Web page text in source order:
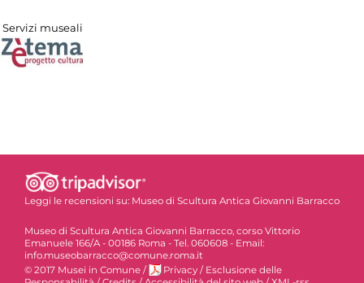
Servizi museali
Leggi le recensioni su: Museo di Scultura Antica Giovanni Barracco
Museo di Scultura Antica Giovanni Barracco, corso Vittorio
Emanuele 166/A - 00186 Roma - Tel. 060608 - Email:
info.museobarracco@comune.roma.it
© 2017 Musei in Comune / Privacy / Esclusione delle